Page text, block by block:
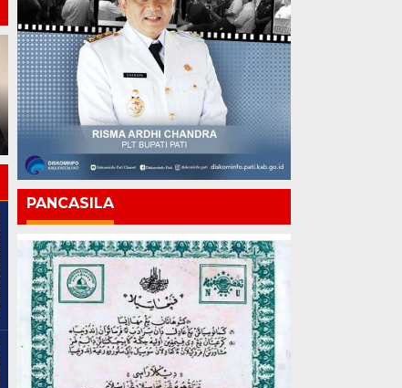
Chandra: Pati 703 Tahun,
Kemajuan Harus Terasa
hingga ke Pelosok
Chandra Buka Ruang
Inovasi, Ajak Anak Muda
Pati Jadi Solusi bagi
Daerah
PANCASILA